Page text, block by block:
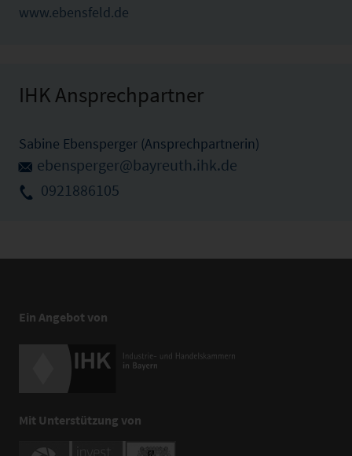
www.ebensfeld.de
IHK Ansprechpartner
Sabine Ebensperger (Ansprechpartnerin)
ebensperger@bayreuth.ihk.de
0921886105
Ein Angebot von
Mit Unterstützung von